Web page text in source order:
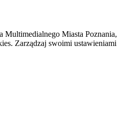
Miasta
Zarządzaj swoimi